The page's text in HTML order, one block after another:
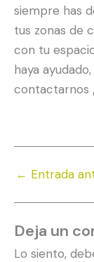
siempre has
tus zonas de
con tu
haya
contactarnos
← Entrada
Deja un
Lo siento,